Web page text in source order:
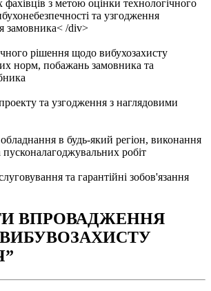
фахівців з метою оцінки технологічного
та узгодження
замовника< /div>
рішення щодо вибухозахисту
норм, побажань замовника та
та узгодження з наглядовими
в будь-який регіон, виконання
робіт
та гарантійні зобов'язання
ВПРОВАДЖЕННЯ